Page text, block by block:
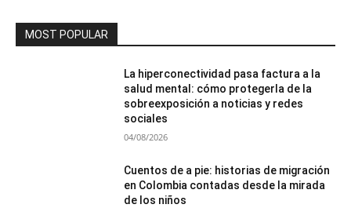
MOST POPULAR
La hiperconectividad pasa factura a la
salud mental: cómo protegerla de la
sobreexposición a noticias y redes
sociales
04/08/2026
Cuentos de a pie: historias de migración
en Colombia contadas desde la mirada
de los niños